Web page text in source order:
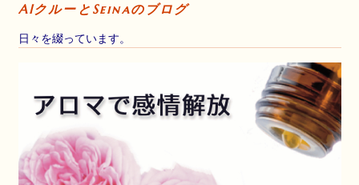
AIクルーとSeinaのブログ
日々を綴っています。